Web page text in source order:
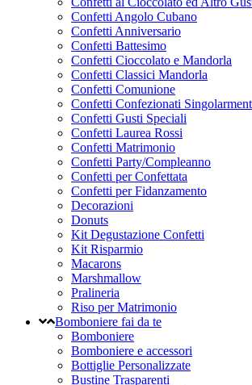
Confetti Angolo Cubano
Confetti Anniversario
Confetti Battesimo
Confetti Cioccolato e Mandorla
Confetti Classici Mandorla
Confetti Comunione
Confetti Confezionati
Confetti Gusti Speciali
Confetti Laurea Rossi
Confetti Matrimonio
Confetti Party/Compleanno
Confetti per Confettata
Confetti per Fidanzamento
Decorazioni
Donuts
Kit Degustazione Confetti
Kit Risparmio
Macarons
Marshmallow
Pralineria
Riso per Matrimonio
Bomboniere fai da te
Bomboniere
Bomboniere e accessori
Bottiglie Personalizzate
Bustine Trasparenti